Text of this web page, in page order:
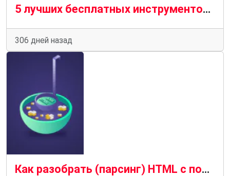
5 лучших бесплатных инструментов для проверки HTML с открытым исходным кодом
306 дней назад
Как разобрать (парсинг) HTML с помощью Python